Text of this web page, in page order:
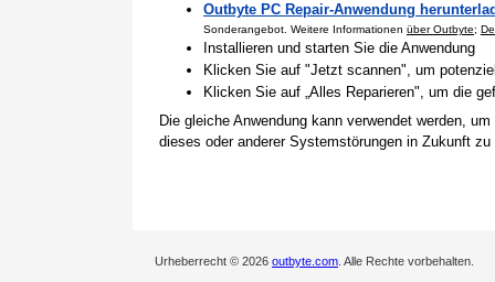
Outbyte PC Repair-Anwendung
Sonderangebot. Weitere Informationen über Outbyte;
Installieren und starten Sie die Anwendung
Klicken Sie auf "Jetzt scannen", um
Klicken Sie auf „Alles Reparieren", um die
Die gleiche Anwendung kann verwendet werden,
dieses oder anderer Systemstörungen in Zukunft zu
Urheberrecht © 2026 outbyte.com . Alle Rechte vorbehalten.